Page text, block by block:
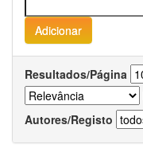
Resultados/Página
Autores/Registo